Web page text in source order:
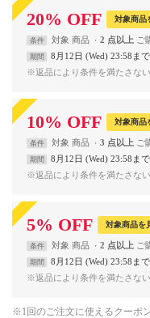
20% OFF 対象商品
条件 対象 商品 2 点以上
期間 8月12日 (Wed) 23:58まで
※返品により条件を満たさな
10% OFF 対象商品
条件 対象 商品 3 点以上
期間 8月12日 (Wed) 23:58まで
※返品により条件を満たさな
5% OFF 対象商品を
条件 対象 商品 2 点以上
期間 8月12日 (Wed) 23:58まで
※返品により条件を満たさな
※1回のご注文に使えるクーポ